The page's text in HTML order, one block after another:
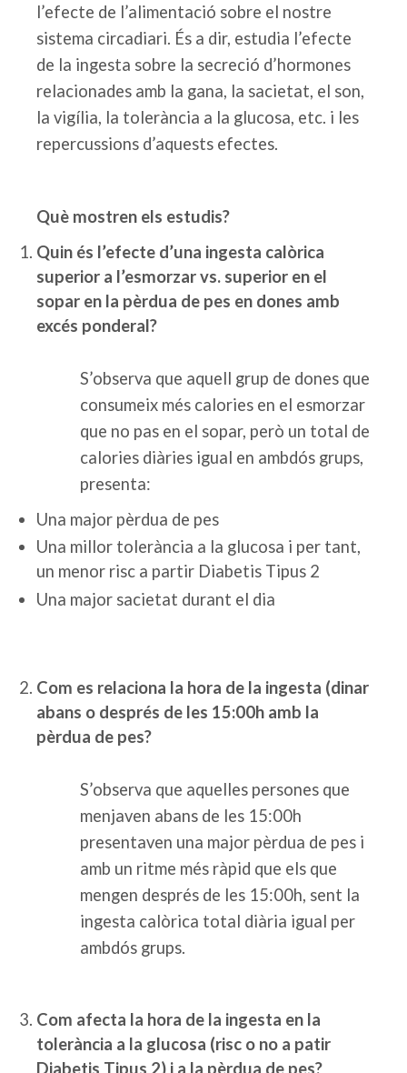
l’efecte de l’alimentació sobre el nostre
sistema circadiari. És a dir, estudia l’efecte
de la ingesta sobre la secreció d’hormones
relacionades amb la gana, la sacietat, el son,
la vigília, la tolerància a la glucosa, etc. i les
repercussions d’aquests efectes.
Què mostren els estudis?
Quin és l’efecte d’una ingesta calòrica
superior a l’esmorzar vs. superior en el
sopar en la pèrdua de pes en dones amb
excés ponderal?
S’observa que aquell grup de dones que
consumeix més calories en el esmorzar
que no pas en el sopar, però un total de
calories diàries igual en ambdós grups,
presenta:
Una major pèrdua de pes
Una millor tolerància a la glucosa i per tant,
un menor risc a partir Diabetis Tipus 2
Una major sacietat durant el dia
Com es relaciona la hora de la ingesta (dinar
abans o després de les 15:00h amb la
pèrdua de pes?
S’observa que aquelles persones que
menjaven abans de les 15:00h
presentaven una major pèrdua de pes i
amb un ritme més ràpid que els que
mengen després de les 15:00h, sent la
ingesta calòrica total diària igual per
ambdós grups.
Com afecta la hora de la ingesta en la
tolerància a la glucosa (risc o no a patir
Diabetis Tipus 2) i a la pèrdua de pes?